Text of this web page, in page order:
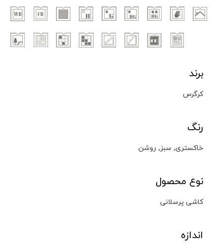
برند
کرگرس
رنگ
خاکستری, سبز, روشن
نوع محصول
کاشی پرسلانی
اندازه